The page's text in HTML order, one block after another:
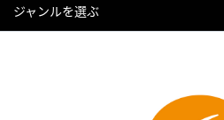
ジャンルを選ぶ